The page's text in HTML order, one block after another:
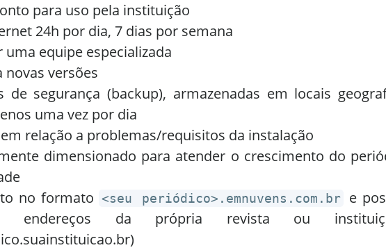
para uso pela instituição
24h por dia, 7 dias por semana
equipe especializada
novas versões
de segurança (backup), armazenadas em locais
uma vez por dia
relação a problemas/requisitos da instalação
dimensionado para atender o crescimento do
no formato <seu periódico>.emnuvens.com.br
e
da própria revista ou